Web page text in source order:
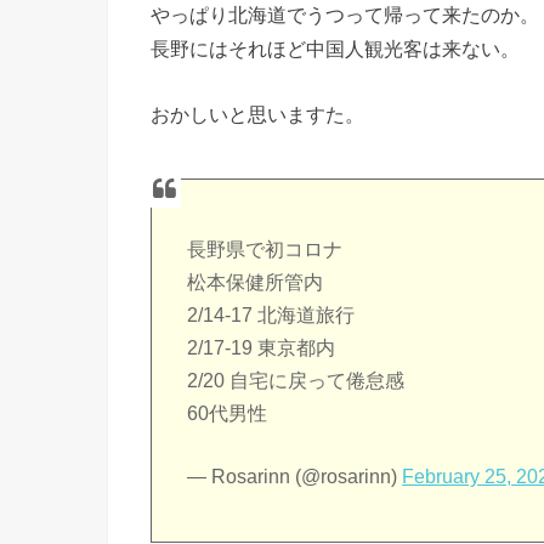
やっぱり北海道でうつって帰って来たのか。
長野にはそれほど中国人観光客は来ない。
おかしいと思いますた。
長野県で初コロナ
松本保健所管内
2/14-17 北海道旅行
2/17-19 東京都内
2/20 自宅に戻って倦怠感
60代男性
— Rosarinn (@rosarinn) February 25,